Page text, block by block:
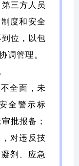
三方人员
度和安全
位，以包
调管理。
全面，未
全警示标
批报备；
对违反技
剂、应急